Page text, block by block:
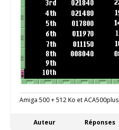
Amiga 500 + 512 Ko et ACA500plus
Auteur Réponses